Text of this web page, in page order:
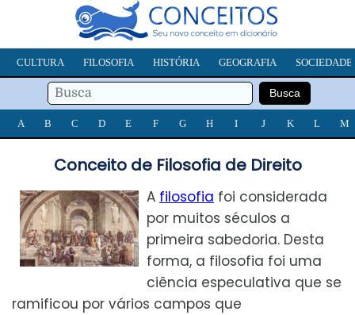
CULTURA FILOSOFIA HISTÓRIA GEOGRAFIA SOCIEDADE
A B C D E F G H I J K L M
Conceito de Filosofia de Direito
A filosofia foi considerada
por muitos séculos a
primeira sabedoria. Desta
forma, a filosofia foi uma
ciência especulativa que se
ramificou por vários campos que